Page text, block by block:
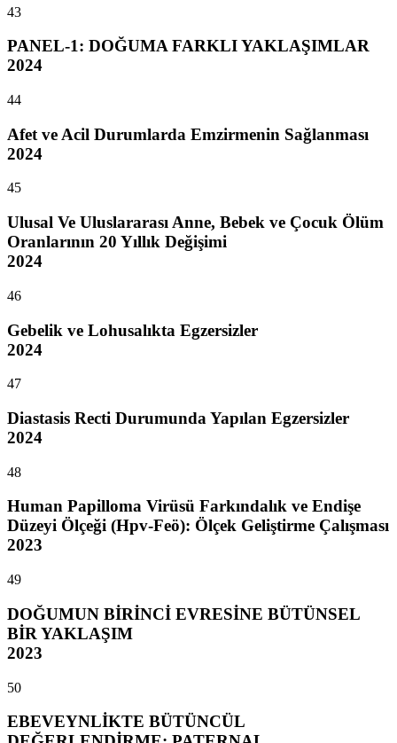
43
PANEL-1: DOĞUMA FARKLI YAKLAŞIMLAR
2024
44
Afet ve Acil Durumlarda Emzirmenin Sağlanması
2024
45
Ulusal Ve Uluslararası Anne, Bebek ve Çocuk Ölüm
Oranlarının 20 Yıllık Değişimi
2024
46
Gebelik ve Lohusalıkta Egzersizler
2024
47
Diastasis Recti Durumunda Yapılan Egzersizler
2024
48
Human Papilloma Virüsü Farkındalık ve Endişe
Düzeyi Ölçeği (Hpv-Feö): Ölçek Geliştirme Çalışması
2023
49
DOĞUMUN BİRİNCİ EVRESİNE BÜTÜNSEL
BİR YAKLAŞIM
2023
50
EBEVEYNLİKTE BÜTÜNCÜL